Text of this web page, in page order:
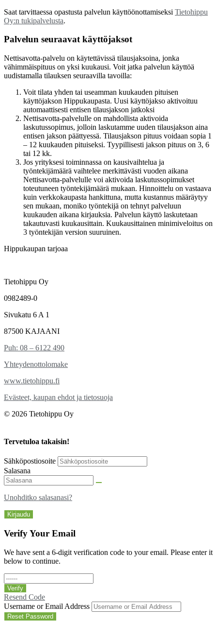
Saat tarvittaessa opastusta palvelun käyttöönottamiseksi Tietohippu
Oy:n tukipalvelusta.
Palvelun seuraavat käyttöjaksot
Nettisavotta-palvelu on käytettävissä tilausjaksoina, jonka
vähimmäispituus on yksi kuukausi. Voit jatka palvelun käyttöä
uudistamalla tilauksen seuraavilla tavoilla:
Voit tilata yhden tai useamman kuukauden pituisen
käyttöjakson Hippukaupasta. Uusi käyttöjakso aktivoituu
automaattisesti entisen tilausjakson jatkoksi
Nettisavotta-palvelulle on mahdollista aktivoida
laskutussopimus, jolloin laskutamme uuden tilausjakson aina
entisen jakson päättyessä. Tilausjakson pituus voidaan sopia 1
– 12 kuukauden pituiseksi. Tyypillisesti jakson pituus on 3, 6
tai 12 kk.
Jos yrityksesi toiminnassa on kausivaihtelua ja
työntekijämäärä vaihtelee merkittävästi vuoden aikana
Nettisavotta-palvelulle voi aktivoida laskutussopimukset
toteutuneen työntekijämäärä mukaan. Hinnoittelu on vastaava
kuin verkkokaupasta hankittuna, mutta kustannus määräytyy
sen mukaan, moniko työntekijä on tehnyt palveluun
kuukauden aikana kirjauksia. Palvelun käyttö laskutetaan
takautuvasti kuukausittain. Kuukausittainen minimiveloitus on
3 työntekijän version suuruinen.
Hippukaupan tarjoaa
Tietohippu Oy
0982489-0
Sivukatu 6 A 1
87500 KAJAANI
Puh: 08 – 6122 490
Yhteydenottolomake
www.tietohippu.fi
Evästeet, kaupan ehdot ja tietosuoja
© 2026 Tietohippu Oy
Tervetuloa takaisin!
Sähköpostiosoite
Salasana
Unohditko salasanasi?
Kirjaudu
Verify Your Email
We have sent a 6-digit verification code to your email. Please enter it
below to continue.
Verify
Resend Code
Username or Email Address
Reset Password